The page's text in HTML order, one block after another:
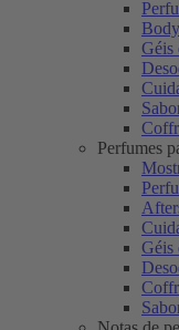
Géis
Perfumes
Géis